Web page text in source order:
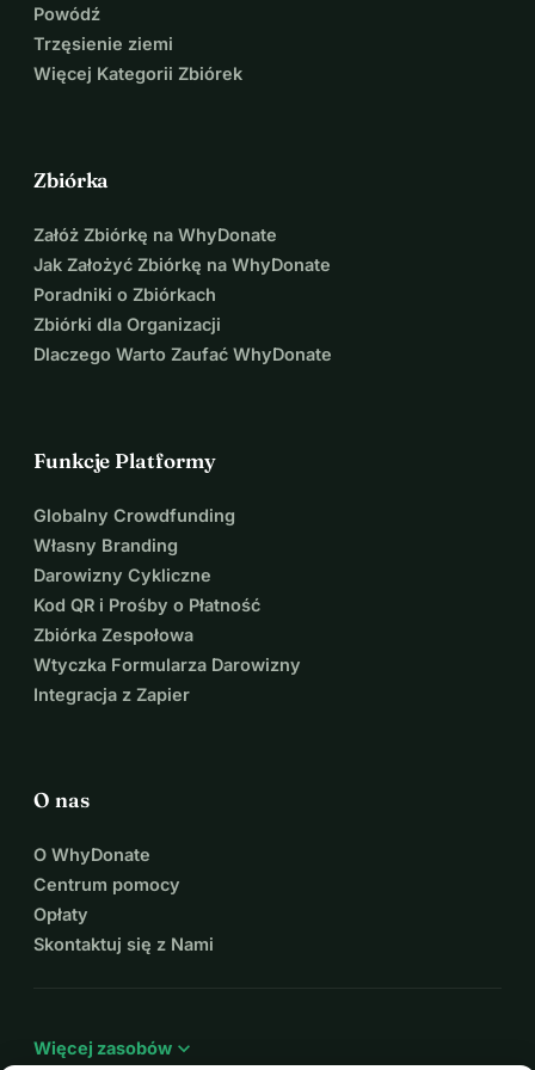
Powódź
Trzęsienie ziemi
Więcej Kategorii Zbiórek
Zbiórka
Załóż Zbiórkę na WhyDonate
Jak Założyć Zbiórkę na WhyDonate
Poradniki o Zbiórkach
Zbiórki dla Organizacji
Dlaczego Warto Zaufać WhyDonate
Funkcje Platformy
Globalny Crowdfunding
Własny Branding
Darowizny Cykliczne
Kod QR i Prośby o Płatność
Zbiórka Zespołowa
Wtyczka Formularza Darowizny
Integracja z Zapier
O nas
O WhyDonate
Centrum pomocy
Opłaty
Skontaktuj się z Nami
Więcej zasobów expand_more